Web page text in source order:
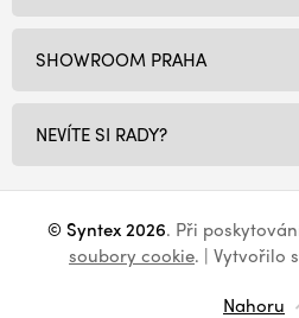
SHOWROOM PRAHA
NEVÍTE SI RADY?
© Syntex 2026. Při
soubory cookie. | Vytvořilo
Nahoru